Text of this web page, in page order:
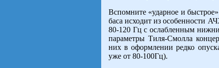
Вспомните «ударное и
баса исходит из особенности
80-120 Гц с ослабленным
параметры Тиля-Смолла
них в оформлении редко
уже от 80-100Гц).